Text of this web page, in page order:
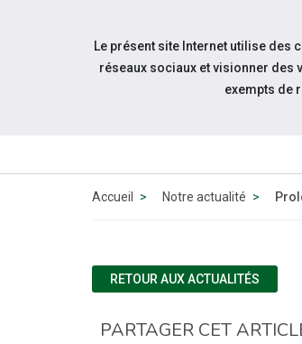
Aller au contenu
Accueil Notre actualité
RETOUR AUX ACTUALITÉS
PARTAGER CET
Le présent site Internet utilise des
réseaux sociaux et visionner des
exempts de